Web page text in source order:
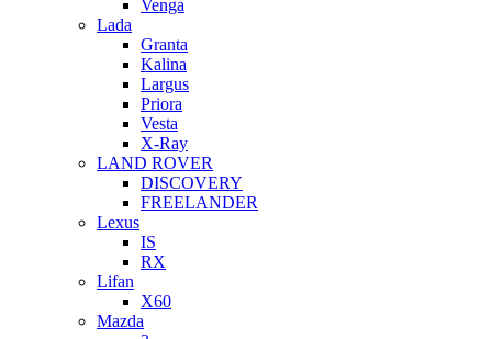
Venga
Lada
Granta
Kalina
Largus
Priora
Vesta
X-Ray
LAND ROVER
DISCOVERY
FREELANDER
Lexus
IS
RX
Lifan
X60
Mazda